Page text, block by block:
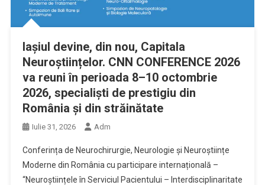
Iașiul devine, din nou, Capitala
Neuroștiințelor. CNN CONFERENCE 2026
va reuni în perioada 8–10 octombrie
2026, specialiști de prestigiu din
România și din străinătate
Iulie 31, 2026 Adm
Conferința de Neurochirurgie, Neurologie și Neuroștiințe
Moderne din România cu participare internațională –
“Neuroștiințele în Serviciul Pacientului – Interdisciplinaritate